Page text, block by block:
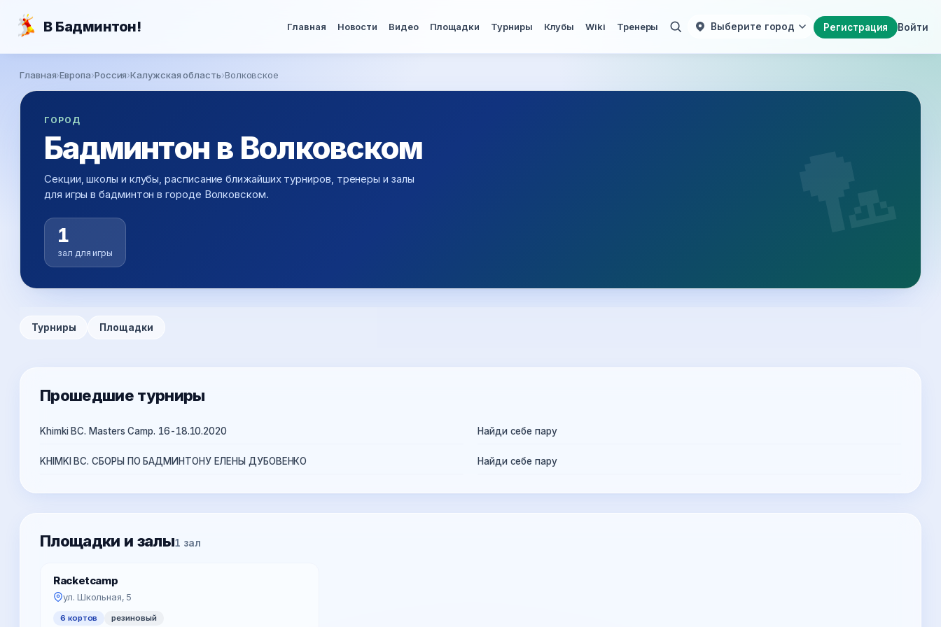
В Бадминтон! Главная Новости Видео Площадки Турниры Клубы Wiki Тренеры Регистрация Войти
Выберите город
Вы здесь
Главная›Европа›Россия›Калужская область›Волковское
ГОРОД
Бадминтон в Волковском
Секции, школы и клубы, расписание ближайших турниров, тренеры и залы
для игры в бадминтон в городе Волковском.
1
зал для игры
Турниры Площадки
Прошедшие турниры
Khimki BC. Masters Camp. 16-18.10.2020 Найди себе пару
KHIMKI BC. СБОРЫ ПО БАДМИНТОНУ ЕЛЕНЫ ДУБОВЕНКО Найди себе пару
Площадки и залы1 зал
Racketcamp
ул. Школьная, 5
6 кортов резиновый